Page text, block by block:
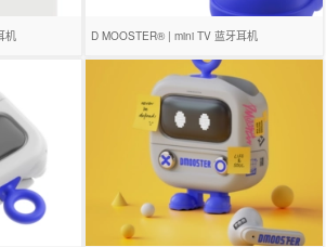
机 D MOOSTER® | mini TV 蓝牙耳机